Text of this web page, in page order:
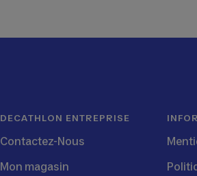
DECATHLON ENTREPRISE
Contactez-Nous
Mon magasin